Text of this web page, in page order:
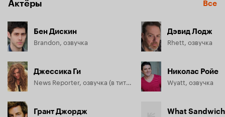
Актёры Все
Бен Дискин
Brandon, озвучка
Джессика Ги
Грант Джордж
Дэвид Лодж
Rhett, озвучка
Николас Ройе
Wyatt, озвучка
What Sandwich